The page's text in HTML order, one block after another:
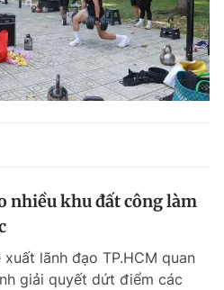
nhiều khu đất công làm
lãnh đạo TP.HCM quan
giải quyết dứt điểm các